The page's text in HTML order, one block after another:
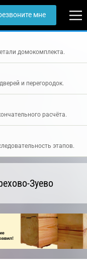
мне
домокомплекта.
и перегородок.
расчёта.
этапов.
Зуево